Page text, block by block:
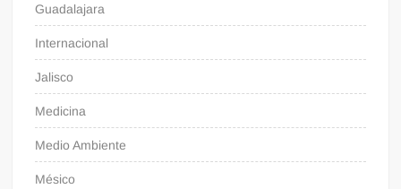
Guadalajara
Internacional
Jalisco
Medicina
Medio Ambiente
Mésico